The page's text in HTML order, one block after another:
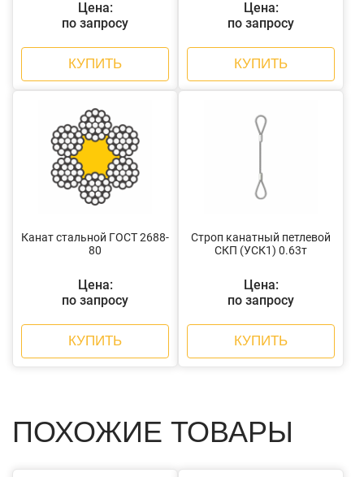
Цена:
по запросу
КУПИТЬ
Цена:
по запросу
КУПИТЬ
Канат стальной ГОСТ 2688-
80
Цена:
по запросу
КУПИТЬ
Строп канатный петлевой
СКП (УСК1) 0.63т
Цена:
по запросу
КУПИТЬ
ПОХОЖИЕ ТОВАРЫ